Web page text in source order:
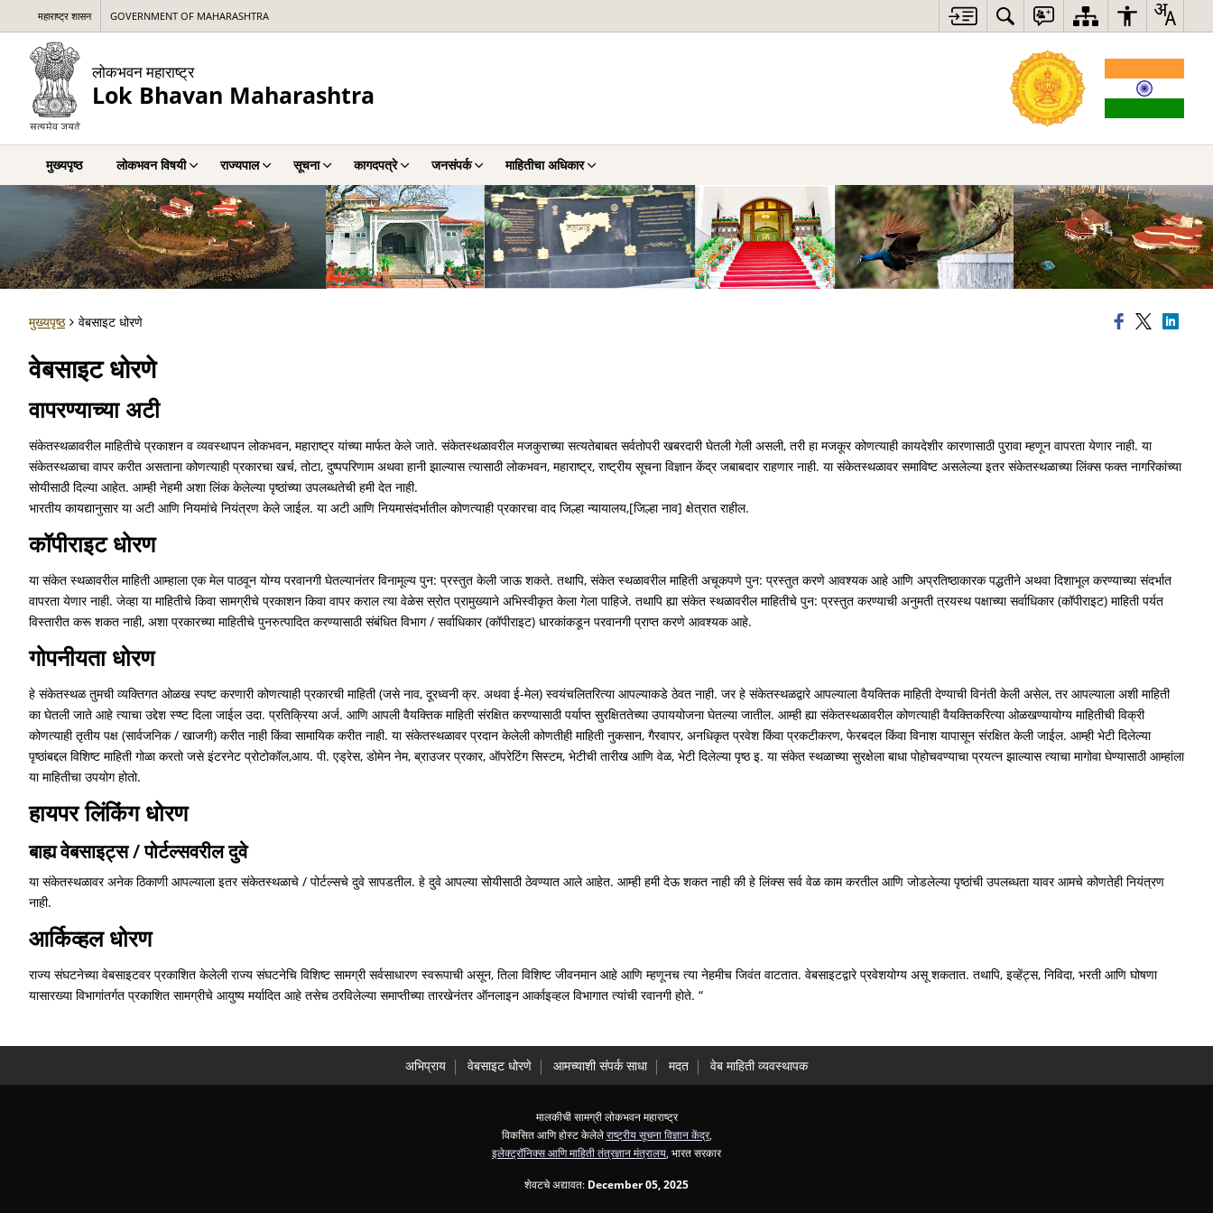
महाराष्ट्र शासन GOVERNMENT OF MAHARASHTRA
लोकभवन महाराष्ट्र
Lok Bhavan Maharashtra
मुख्यपृष्ठ लोकभवन विषयी राज्यपाल सूचना कागदपत्रे जनसंपर्क माहितीचा अधिकार
मुख्यपृष्ठ वेबसाइट धोरणे
वेबसाइट धोरणे
वापरण्याच्या अटी
संकेतस्थळावरील माहितीचे प्रकाशन व व्यवस्थापन लोकभवन, महाराष्ट्र यांच्या मार्फत केले जाते. संकेतस्थळावरील मजकुराच्या सत्यतेबाबत सर्वतोपरी खबरदारी घेतली गेली असली, तरी हा मजकूर कोणत्याही कायदेशीर कारणासाठी पुरावा म्हणून वापरता येणार नाही. या
संकेतस्थळाचा वापर करीत असताना कोणत्याही प्रकारचा खर्च, तोटा, दुष्पपरिणाम अथवा हानी झाल्यास त्यासाठी लोकभवन, महाराष्ट्र, राष्ट्रीय सूचना विज्ञान केंद्र जबाबदार राहणार नाही. या संकेतस्थळावर समाविष्ट असलेल्या इतर संकेतस्थळाच्या लिंक्स फक्त नागरिकांच्या
सोयीसाठी दिल्या आहेत. आम्ही नेहमी अशा लिंक केलेल्या पृष्ठांच्या उपलब्धतेची हमी देत नाही.
भारतीय कायद्यानुसार या अटी आणि नियमांचे नियंत्रण केले जाईल. या अटी आणि नियमासंदर्भातील कोणत्याही प्रकारचा वाद जिल्हा न्यायालय,[जिल्हा नाव] क्षेत्रात राहील.
कॉपीराइट धोरण
या संकेत स्थळावरील माहिती आम्हाला एक मेल पाठवून योग्य परवानगी घेतल्यानंतर विनामूल्य पुन: प्रस्तुत केली जाऊ शकते. तथापि, संकेत स्थळावरील माहिती अचूकपणे पुन: प्रस्तुत करणे आवश्यक आहे आणि अप्रतिष्ठाकारक पद्धतीने अथवा दिशाभूल करण्याच्या संदर्भात
वापरता येणार नाही. जेव्हा या माहितीचे किवा सामग्रीचे प्रकाशन किवा वापर कराल त्या वेळेस स्रोत प्रामुख्याने अभिस्वीकृत केला गेला पाहिजे. तथापि ह्या संकेत स्थळावरील माहितीचे पुन: प्रस्तुत करण्याची अनुमती त्रयस्थ पक्षाच्या सर्वाधिकार (कॉपीराइट) माहिती पर्यत
विस्तारीत करू शकत नाही, अशा प्रकारच्या माहितीचे पुनरुत्पादित करण्यासाठी संबंधित विभाग / सर्वाधिकार (कॉपीराइट) धारकांकडून परवानगी प्राप्त करणे आवश्यक आहे.
गोपनीयता धोरण
हे संकेतस्थळ तुमची व्यक्तिगत ओळख स्पष्ट करणारी कोणत्याही प्रकारची माहिती (जसे नाव, दूरध्वनी क्र. अथवा ई-मेल) स्वयंचलितरित्या आपल्याकडे ठेवत नाही. जर हे संकेतस्थळद्वारे आपल्याला वैयक्तिक माहिती देण्याची विनंती केली असेल, तर आपल्याला अशी माहिती
का घेतली जाते आहे त्याचा उद्देश स्प्ष्ट दिला जाईल उदा. प्रतिक्रिया अर्ज. आणि आपली वैयक्तिक माहिती संरक्षित करण्यासाठी पर्याप्त सुरक्षिततेच्या उपाययोजना घेतल्या जातील. आम्ही ह्या संकेतस्थळावरील कोणत्याही वैयक्तिकरित्या ओळखण्यायोग्य माहितीची विक्री
कोणत्याही तृतीय पक्ष (सार्वजनिक / खाजगी) करीत नाही किंवा सामायिक करीत नाही. या संकेतस्थळावर प्रदान केलेली कोणतीही माहिती नुकसान, गैरवापर, अनधिकृत प्रवेश किंवा प्रकटीकरण, फेरबदल किंवा विनाश यापासून संरक्षित केली जाईल. आम्ही भेटी दिलेल्या
पृष्ठांबद्दल विशिष्ट माहिती गोळा करतो जसे इंटरनेट प्रोटोकॉल,आय. पी. एड्रेस, डोमेन नेम, ब्राउजर प्रकार, ऑपरेटिंग सिस्टम, भेटीची तारीख आणि वेळ, भेटी दिलेल्या पृष्ठ इ. या संकेत स्थळाच्या सुरक्षेला बाधा पोहोचवण्याचा प्रयत्न झाल्यास त्याचा मागोवा घेण्यासाठी आम्हांला
या माहितीचा उपयोग होतो.
हायपर लिंकिंग धोरण
बाह्य वेबसाइट्स / पोर्टल्सवरील दुवे
या संकेतस्थळावर अनेक ठिकाणी आपल्याला इतर संकेतस्थळाचे / पोर्टल्सचे दुवे सापडतील. हे दुवे आपल्या सोयीसाठी ठेवण्यात आले आहेत. आम्ही हमी देऊ शकत नाही की हे लिंक्स सर्व वेळ काम करतील आणि जोडलेल्या पृष्ठांची उपलब्धता यावर आमचे कोणतेही नियंत्रण
नाही.
आर्किव्हल धोरण
राज्य संघटनेच्या वेबसाइटवर प्रकाशित केलेली राज्य संघटनेचि विशिष्ट सामग्री सर्वसाधारण स्वरूपाची असून, तिला विशिष्ट जीवनमान आहे आणि म्हणूनच त्या नेहमीच जिवंत वाटतात. वेबसाइटद्वारे प्रवेशयोग्य असू शकतात. तथापि, इव्हेंट्स, निविदा, भरती आणि घोषणा
यासारख्या विभागांतर्गत प्रकाशित सामग्रीचे आयुष्य मर्यादित आहे तसेच ठरविलेल्या समाप्तीच्या तारखेनंतर ऑनलाइन आर्काइव्हल विभागात त्यांची रवानगी होते. “
अभिप्राय वेबसाइट धोरणे आमच्याशी संपर्क साधा मदत वेब माहिती व्यवस्थापक
मालकीची सामग्री लोकभवन महाराष्ट्र
विकसित आणि होस्ट केलेलेराष्ट्रीय सूचना विज्ञान केंद्र,
इलेक्ट्रॉनिक्स आणि माहिती तंत्रज्ञान मंत्रालय , भारत सरकार
शेवटचे अद्यावत: December 05, 2025